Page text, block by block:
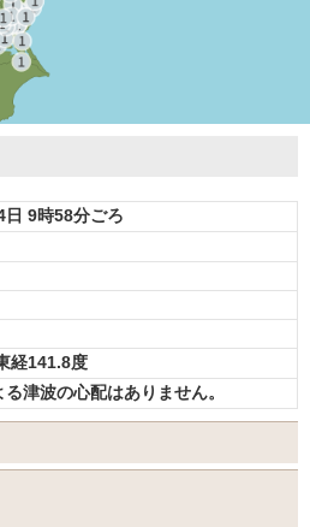
9時58分ごろ
経141.8度
津波の心配はありません。